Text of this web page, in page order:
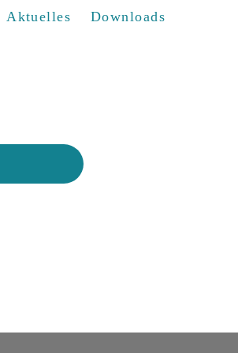
Aktuelles Downloads